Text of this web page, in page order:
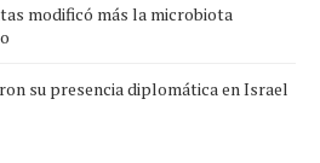
modificó más la microbiota
su presencia diplomática en Israel